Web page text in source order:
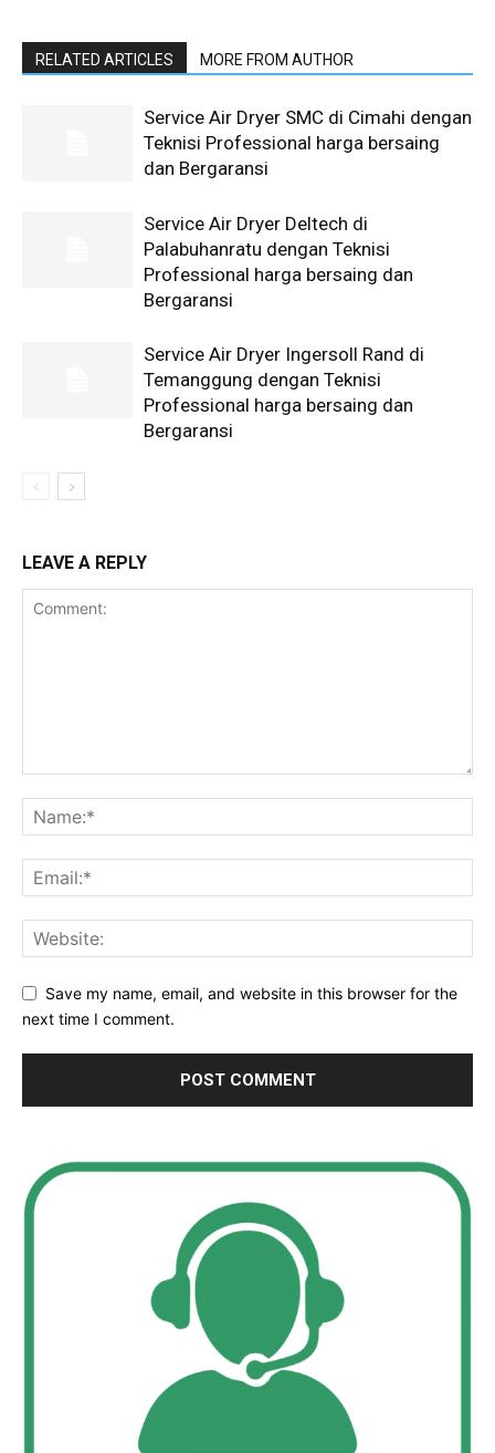
RELATED ARTICLES MORE FROM AUTHOR
Service Air Dryer SMC di Cimahi dengan
Teknisi Professional harga bersaing
dan Bergaransi
Service Air Dryer Deltech di
Palabuhanratu dengan Teknisi
Professional harga bersaing dan
Bergaransi
Service Air Dryer Ingersoll Rand di
Temanggung dengan Teknisi
Professional harga bersaing dan
Bergaransi
LEAVE A REPLY
Save my name, email, and website in this browser for the
next time I comment.